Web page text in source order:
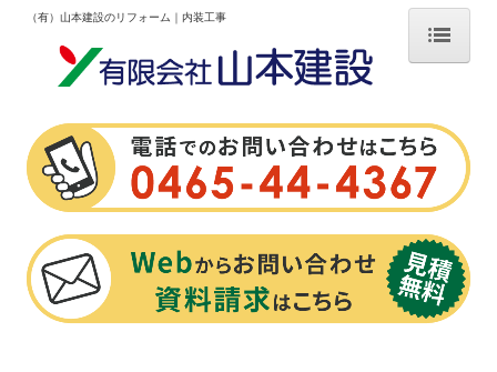
ホーム
新築
家づくりの流れ
新築施工事例
リフォーム
お知らせ
（有）山本建設のリフォーム｜内装工事